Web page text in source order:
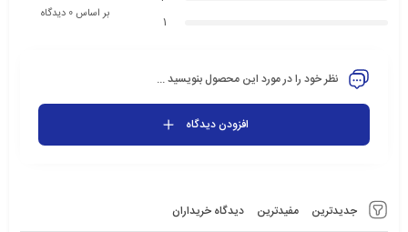
جدیدترین مفیدترین دیدگاه خریداران
1
بر اساس 0 دیدگاه
نظر خود را در مورد این محصول بنویسید ...
افزودن دیدگاه